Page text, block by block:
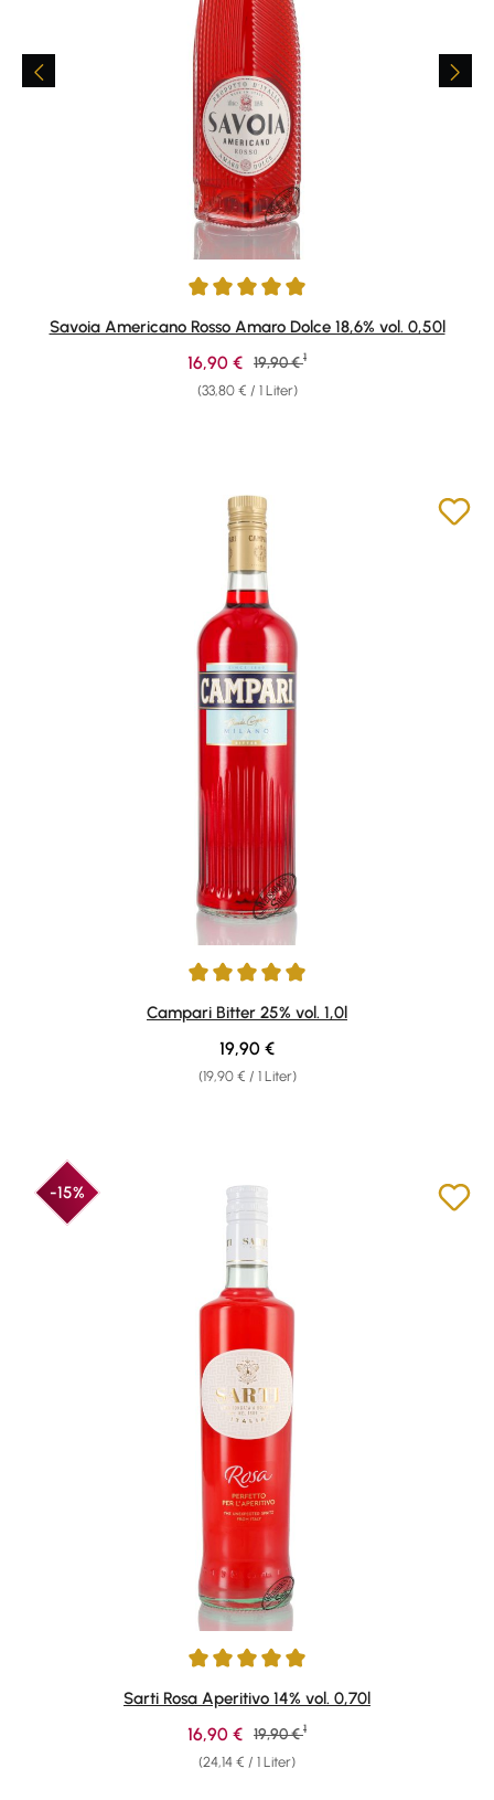
Durchschnittliche Bewertung von 5 von 5 Sternen
Savoia Americano Rosso Amaro Dolce 18,6% vol. 0,50l
(33,80 € / 1 Liter)
Verkaufspreis:
16,90 € Regulärer Preis:
19,90 € 1
Durchschnittliche Bewertung von 4.92 von 5 Sternen
Campari Bitter 25% vol. 1,0l
(19,90 € / 1 Liter)
Regulärer Preis:
19,90 €
-15%
Durchschnittliche Bewertung von 5 von 5 Sternen
Sarti Rosa Aperitivo 14% vol. 0,70l
(24,14 € / 1 Liter)
Verkaufspreis:
16,90 € Regulärer Preis:
19,90 € 1